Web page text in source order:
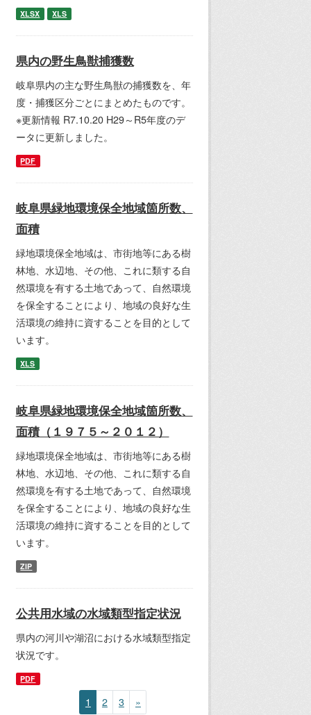
XLSX XLS
県内の野生鳥獣捕獲数
岐阜県内の主な野生鳥獣の捕獲数を、年
度・捕獲区分ごとにまとめたものです。
※更新情報 R7.10.20 H29～R5年度のデ
ータに更新しました。
PDF
岐阜県緑地環境保全地域箇所数、
面積
緑地環境保全地域は、市街地等にある樹
林地、水辺地、その他、これに類する自
然環境を有する土地であって、自然環境
を保全することにより、地域の良好な生
活環境の維持に資することを目的として
います。
XLS
岐阜県緑地環境保全地域箇所数、
面積（１９７５～２０１２）
緑地環境保全地域は、市街地等にある樹
林地、水辺地、その他、これに類する自
然環境を有する土地であって、自然環境
を保全することにより、地域の良好な生
活環境の維持に資することを目的として
います。
ZIP
公共用水域の水域類型指定状況
県内の河川や湖沼における水域類型指定
状況です。
PDF
1 2 3 »